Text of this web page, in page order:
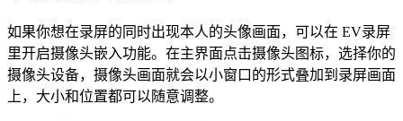
如果你想在录屏的同时出现本人的头像画面，可以在 EV录屏
里开启摄像头嵌入功能。在主界面点击摄像头图标，选择你的
摄像头设备，摄像头画面就会以小窗口的形式叠加到录屏画面
上，大小和位置都可以随意调整。